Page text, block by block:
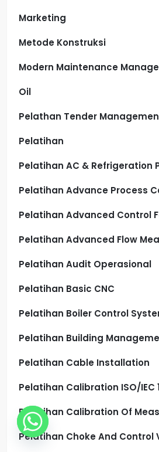
Marketing
Metode Konstruksi
Modern Maintenance
Oil
Pelathan Tender
Pelatihan
Pelatihan AC & Refrigeration
Pelatihan Advance Process
Pelatihan Advanced Control
Pelatihan Advanced Flow
Pelatihan Audit Operasional
Pelatihan Basic CNC
Pelatihan Boiler Control
Pelatihan Building
Pelatihan Cable Installation
Pelatihan Calibration ISO/IEC
Pelatihan Calibration Of
Pelatihan Choke And Control